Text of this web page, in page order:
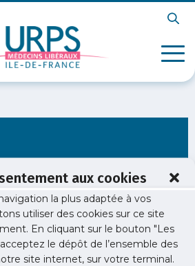
aux cookies
la plus adaptée à vos
utiliser des cookies sur ce site
En cliquant sur le bouton "Les
le dépôt de l’ensemble des
site internet, sur votre terminal.
med-idf.org/les-
homeo-400x400/"]